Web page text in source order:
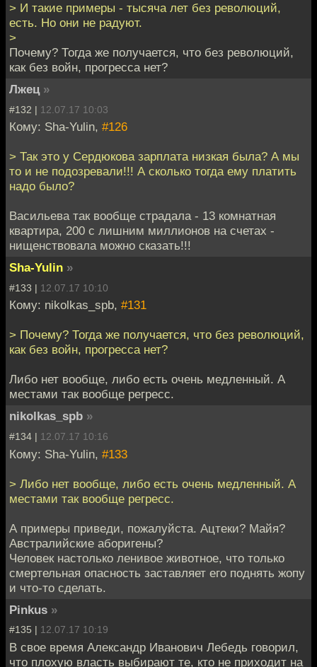
> И такие примеры - тысяча лет без революций,
есть. Но они не радуют.
>
Почему? Тогда же получается, что без революций,
как без войн, прогресса нет?
Лжец »
#132 | 12.07.17 10:03
Кому: Sha-Yulin, #126
> Так это у Сердюкова зарплата низкая была? А мы
то и не подозревали!!! А сколько тогда ему платить
надо было?
Васильева так вообще страдала - 13 комнатная
квартира, 200 с лишним миллионов на счетах -
нищенствовала можно сказать!!!
Sha-Yulin »
#133 | 12.07.17 10:10
Кому: nikolkas_spb, #131
> Почему? Тогда же получается, что без революций,
как без войн, прогресса нет?
Либо нет вообще, либо есть очень медленный. А
местами так вообще регресс.
nikolkas_spb »
#134 | 12.07.17 10:16
Кому: Sha-Yulin, #133
> Либо нет вообще, либо есть очень медленный. А
местами так вообще регресс.
А примеры приведи, пожалуйста. Ацтеки? Майя?
Австралийские аборигены?
Человек настолько ленивое животное, что только
смертельная опасность заставляет его поднять жопу
и что-то сделать.
Pinkus »
#135 | 12.07.17 10:19
В свое время Александр Иванович Лебедь говорил,
что плохую власть выбирают те, кто не приходит на